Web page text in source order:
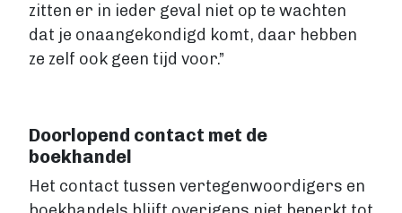
zitten er in ieder geval niet op te wachten
dat je onaangekondigd komt, daar hebben
ze zelf ook geen tijd voor.”
Doorlopend contact met de
boekhandel
Het contact tussen vertegenwoordigers en